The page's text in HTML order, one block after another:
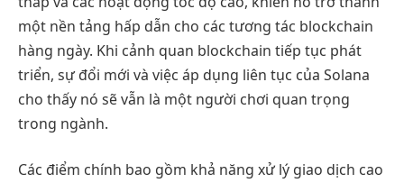
một nền tảng hấp dẫn cho các tương tác blockchain
hàng ngày. Khi cảnh quan blockchain tiếp tục phát
triển, sự đổi mới và việc áp dụng liên tục của Solana
cho thấy nó sẽ vẫn là một người chơi quan trọng
trong ngành.
Các điểm chính bao gồm khả năng xử lý giao dịch cao